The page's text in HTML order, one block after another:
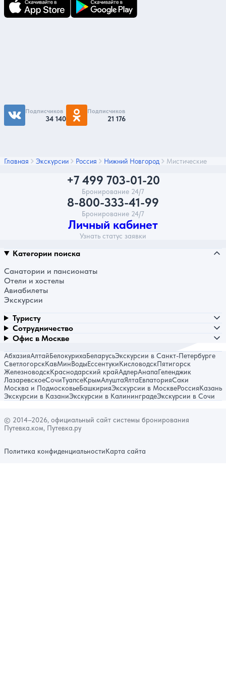
Подписчиков
34 140
Подписчиков
21 176
Главная Экскурсии Россия Нижний Новгород Мистические
+7 499 703-01-20
Бронирование 24/7
8-800-333-41-99
Бронирование 24/7
Личный кабинет
Узнать статус заявки
Категории поиска
Санатории и пансионаты
Отели и хостелы
Авиабилеты
Экскурсии
Туристу
Сотрудничество
Офис в Москве
АбхазияАлтайБелокурихаБеларусьЭкскурсии в Санкт-Петербурге
СветлогорскКавМинВодыЕссентукиКисловодскПятигорск
ЖелезноводскКраснодарский крайАдлерАнапаГеленджик
ЛазаревскоеСочиТуапсеКрымАлуштаЯлтаЕвпаторияСаки
Москва и ПодмосковьеБашкирияЭкскурсии в МосквеРоссияКазань
Экскурсии в КазаниЭкскурсии в КалининградеЭкскурсии в Сочи
© 2014–2026, официальный сайт системы бронирования
Путевка.ком, Путевка.ру
Политика конфиденциальностиКарта сайта